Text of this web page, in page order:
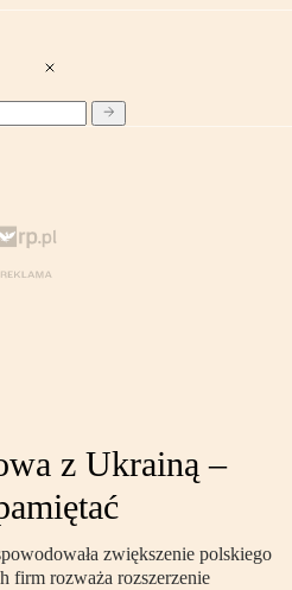
z Ukrainą –
zwiększenie polskiego
firm rozważa rozszerzenie